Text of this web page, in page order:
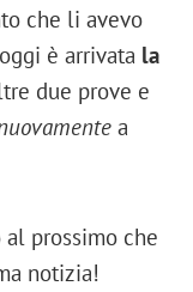
che li avevo
è arrivata la
due prove e
a
al prossimo che
notizia!